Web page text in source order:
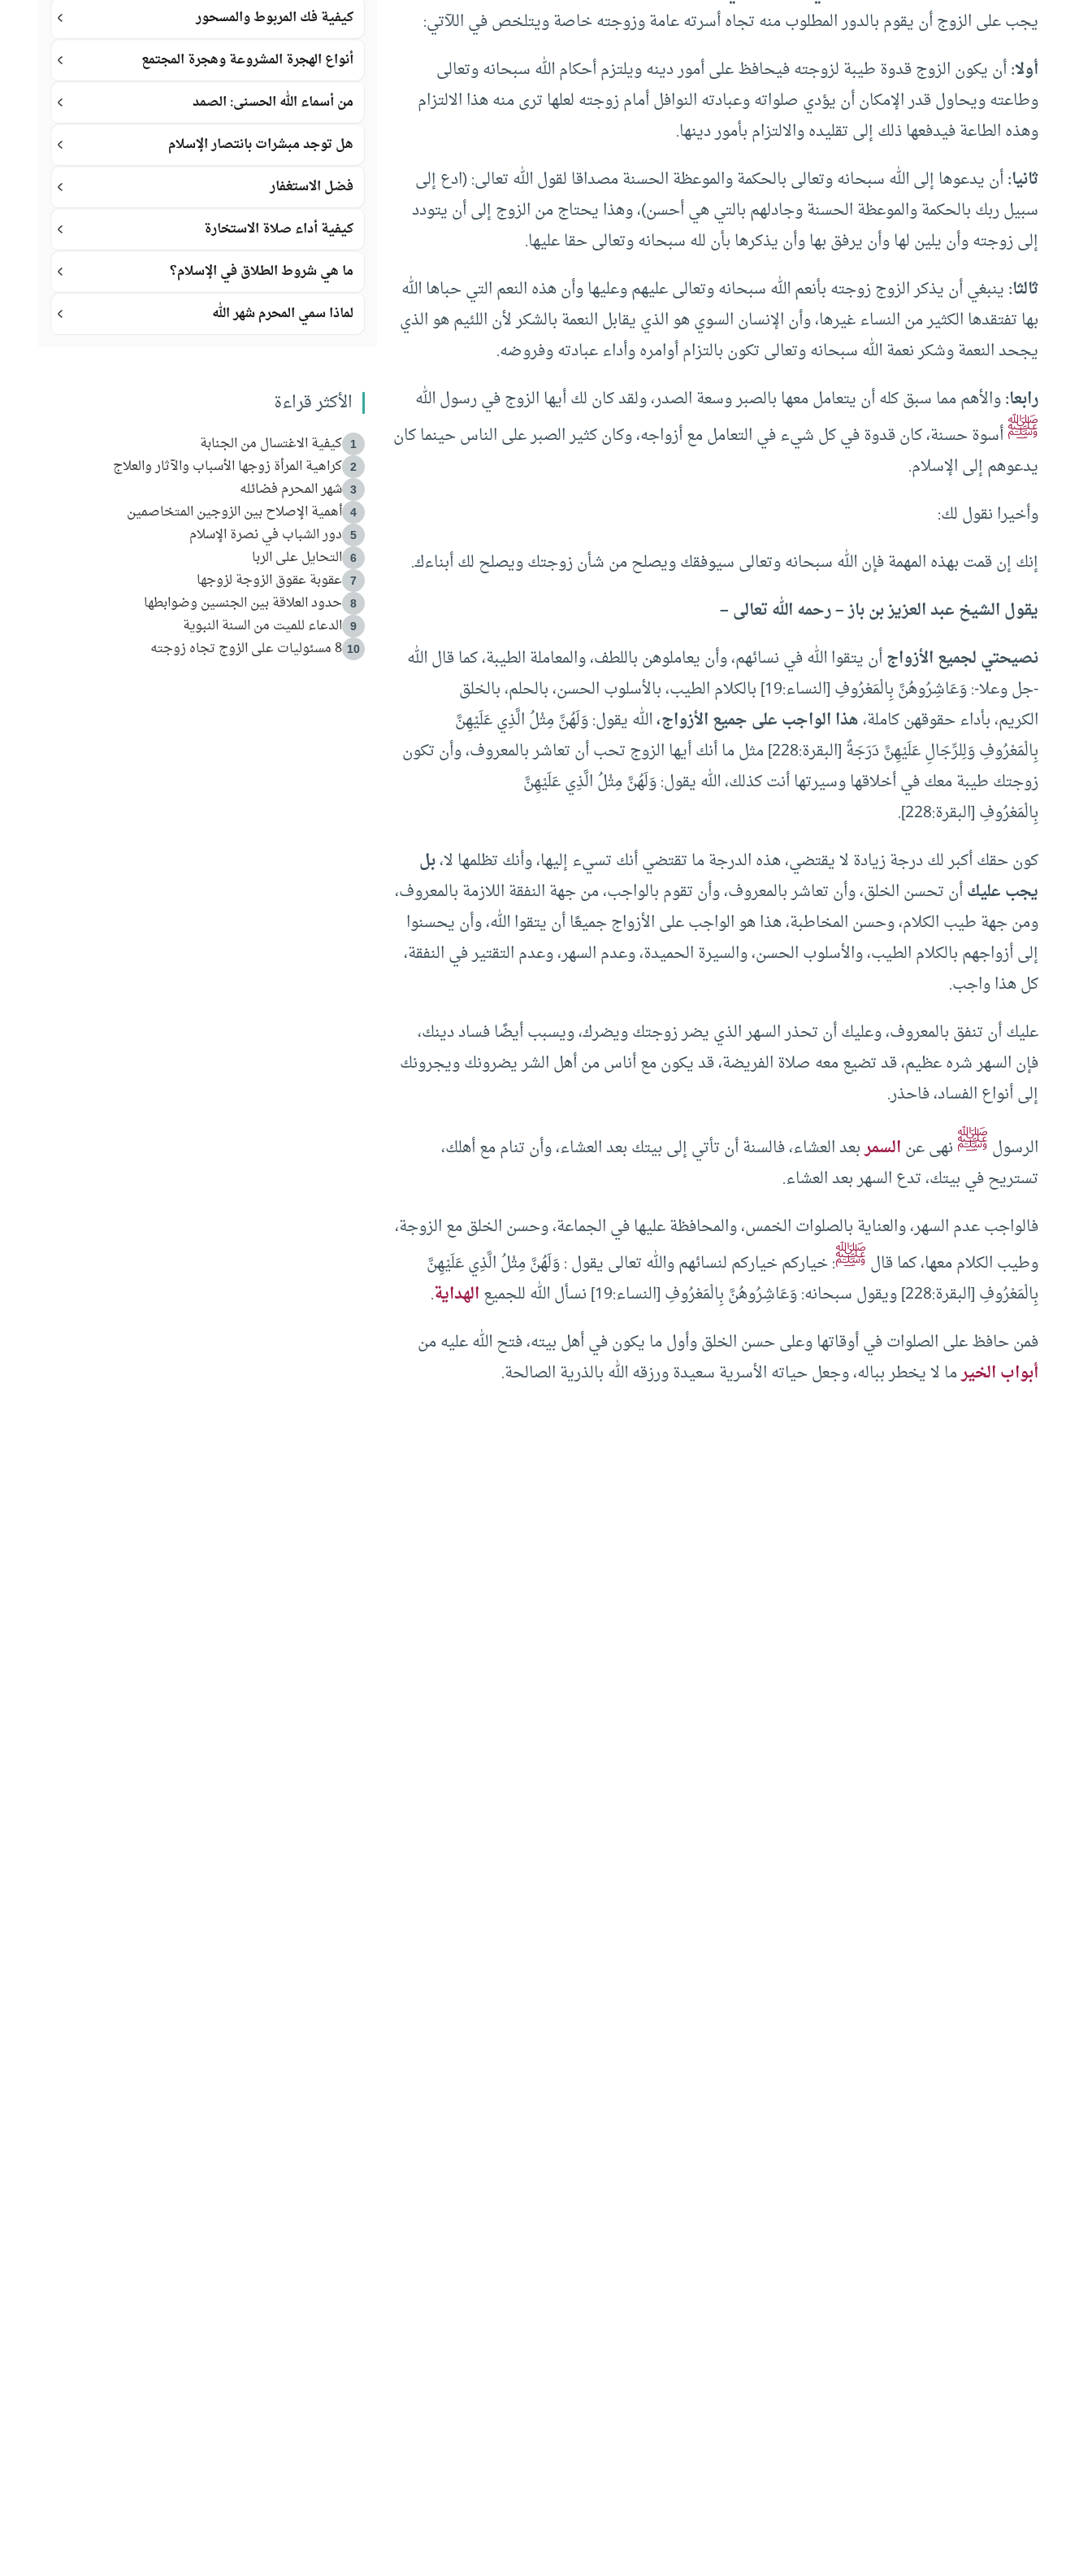
يجب على الزوج أن يقوم بالدور المطلوب منه تجاه أسرته عامة وزوجته خاصة ويتلخص في اللآتي:
أولا:أن يكون الزوج قدوة طيبة لزوجته فيحافظ على أمور دينه ويلتزم أحكام الله سبحانه وتعالى
وطاعته ويحاول قدر الإمكان أن يؤدي صلواته وعبادته النوافل أمام زوجته لعلها ترى منه هذا الالتزام
وهذه الطاعة فيدفعها ذلك إلى تقليده والالتزام بأمور دينها.
ثانيا:أن يدعوها إلى الله سبحانه وتعالى بالحكمة والموعظة الحسنة مصداقا لقول الله تعالى: (ادع إلى
سبيل ربك بالحكمة والموعظة الحسنة وجادلهم بالتي هي أحسن)، وهذا يحتاج من الزوج إلى أن يتودد
إلى زوجته وأن يلين لها وأن يرفق بها وأن يذكرها بأن لله سبحانه وتعالى حقا عليها.
ثالثا:ينبغي أن يذكر الزوج زوجته بأنعم الله سبحانه وتعالى عليهم وعليها وأن هذه النعم التي حباها الله
بها تفتقدها الكثير من النساء غيرها، وأن الإنسان السوي هو الذي يقابل النعمة بالشكر لأن اللئيم هو الذي
يجحد النعمة وشكر نعمة الله سبحانه وتعالى تكون بالتزام أوامره وأداء عبادته وفروضه.
رابعا:والأهم مما سبق كله أن يتعامل معها بالصبر وسعة الصدر، ولقد كان لك أيها الزوج في رسول الله
ﷺأسوة حسنة، كان قدوة في كل شيء في التعامل مع أزواجه، وكان كثير الصبر على الناس حينما كان
يدعوهم إلى الإسلام.
وأخيرا نقول لك:
إنك إن قمت بهذه المهمة فإن الله سبحانه وتعالى سيوفقك ويصلح من شأن زوجتك ويصلح لك أبناءك.
يقول الشيخ عبد العزيز بن باز – رحمه الله تعالى –
نصيحتي لجميع الأزواجأن يتقوا الله في نسائهم، وأن يعاملوهن باللطف، والمعاملة الطيبة، كما قال الله
-جل وعلا-: وَعَاشِرُوهُنَّ بِالْمَعْرُوفِ [النساء:19] بالكلام الطيب، بالأسلوب الحسن، بالحلم، بالخلق
الكريم، بأداء حقوقهن كاملة،هذا الواجب على جميع الأزواج،الله يقول: وَلَهُنَّ مِثْلُ الَّذِي عَلَيْهِنَّ
بِالْمَعْرُوفِ وَلِلرِّجَالِ عَلَيْهِنَّ دَرَجَةٌ [البقرة:228] مثل ما أنك أيها الزوج تحب أن تعاشر بالمعروف، وأن تكون
زوجتك طيبة معك في أخلاقها وسيرتها أنت كذلك، الله يقول: وَلَهُنَّ مِثْلُ الَّذِي عَلَيْهِنَّ
بِالْمَعْرُوفِ [البقرة:228].
كون حقك أكبر لك درجة زيادة لا يقتضي، هذه الدرجة ما تقتضي أنك تسيء إليها، وأنك تظلمها لا،بل
يجب عليكأن تحسن الخلق، وأن تعاشر بالمعروف، وأن تقوم بالواجب، من جهة النفقة اللازمة بالمعروف،
ومن جهة طيب الكلام، وحسن المخاطبة، هذا هو الواجب على الأزواج جميعًا أن يتقوا الله، وأن يحسنوا
إلى أزواجهم بالكلام الطيب، والأسلوب الحسن، والسيرة الحميدة، وعدم السهر، وعدم التقتير في النفقة،
كل هذا واجب.
عليك أن تنفق بالمعروف، وعليك أن تحذر السهر الذي يضر زوجتك ويضرك، ويسبب أيضًا فساد دينك،
فإن السهر شره عظيم، قد تضيع معه صلاة الفريضة، قد يكون مع أناس من أهل الشر يضرونك ويجرونك
إلى أنواع الفساد، فاحذر.
الرسولﷺنهى عنالسمربعد العشاء، فالسنة أن تأتي إلى بيتك بعد العشاء، وأن تنام مع أهلك،
تستريح في بيتك، تدع السهر بعد العشاء.
فالواجب عدم السهر، والعناية بالصلوات الخمس، والمحافظة عليها في الجماعة، وحسن الخلق مع الزوجة،
وطيب الكلام معها، كما قالﷺ: خياركم خياركم لنسائهم والله تعالى يقول : وَلَهُنَّ مِثْلُ الَّذِي عَلَيْهِنَّ
بِالْمَعْرُوفِ [البقرة:228] ويقول سبحانه: وَعَاشِرُوهُنَّ بِالْمَعْرُوفِ [النساء:19] نسأل الله للجميع
الهداية.
فمن حافظ على الصلوات في أوقاتها وعلى حسن الخلق وأول ما يكون في أهل بيته، فتح الله عليه من
أبواب الخيرما لا يخطر بباله، وجعل حياته الأسرية سعيدة ورزقه الله بالذرية الصالحة.
كيفية فك المربوط والمسحور
أنواع الهجرة المشروعة وهجرة المجتمع
من أسماء الله الحسنى: الصمد
هل توجد مبشرات بانتصار الإسلام
فضل الاستغفار
كيفية أداء صلاة الاستخارة
ما هي شروط الطلاق في الإسلام؟
لماذا سمي المحرم شهر الله
الأكثر قراءة
1 كيفية الاغتسال من الجنابة
2 كراهية المرأة زوجها الأسباب والآثار والعلاج
3 شهر المحرم فضائله
4 أهمية الإصلاح بين الزوجين المتخاصمين
5 دور الشباب في نصرة الإسلام
6 التحايل على الربا
7 عقوبة عقوق الزوجة لزوجها
8 حدود العلاقة بين الجنسين وضوابطها
9 الدعاء للميت من السنة النبوية
10 8 مسئوليات على الزوج تجاه زوجته